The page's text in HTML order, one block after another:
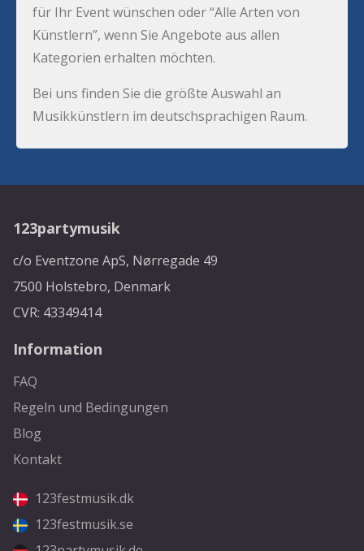
für Ihr Event wünschen oder “Alle Arten von
Künstlern”, wenn Sie Angebote aus allen
Kategorien erhalten möchten.
Bei uns finden Sie die größte Auswahl an
Musikkünstlern im deutschsprachigen Raum.
123partymusik
c/o Eventzone ApS, Nørregade 49
7500 Holstebro, Denmark
CVR: 43349414
Information
FAQ
Regeln und Bedingungen
Blog
Kontakt
123festmusik.dk
123festmusik.se